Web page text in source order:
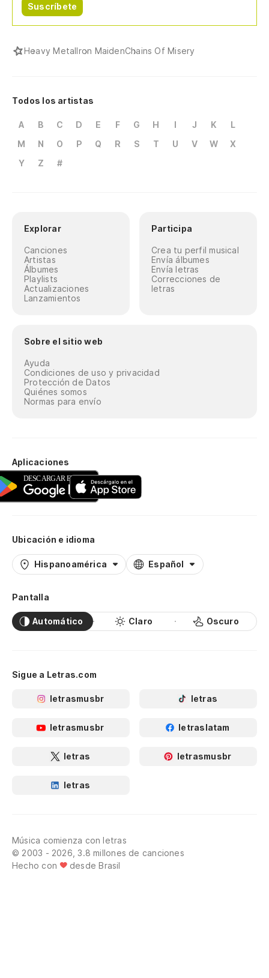
Suscríbete
Heavy MetalIron MaidenChains Of Misery
Todos los artistas
A B C D E F G H I J K
L
M
N O P Q R S T U V W
X
Y
Z #
Explorar
Canciones
Artistas
Álbumes
Playlists
Actualizaciones
Lanzamientos
Participa
Crea tu perfil musical
Envía álbumes
Envía letras
Correcciones de
letras
Sobre el sitio web
Ayuda
Condiciones de uso y privacidad
Protección de Datos
Quiénes somos
Normas para envío
Aplicaciones
Ubicación e idioma
Hispanoamérica Español
Pantalla
Automático Claro Oscuro
Sigue a Letras.com
letrasmusbr letras
letrasmusbr letraslatam
letras letrasmusbr
letras
Música comienza con letras
© 2003 - 2026, 3.8 millones de canciones
Hecho con
desde Brasil